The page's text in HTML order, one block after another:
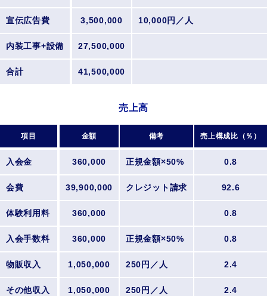
宣伝広告費 3,500,000 10,000円／人
内装工事+設備 27,500,000
合計 41,500,000
売上高
項目 金額 備考 売上構成比（％）
入会金 360,000 正規金額×50% 0.8
会費 39,900,000 クレジット請求 92.6
体験利用料 360,000 0.8
入会手数料 360,000 正規金額×50% 0.8
物販収入 1,050,000 250円／人 2.4
その他収入 1,050,000 250円／人 2.4